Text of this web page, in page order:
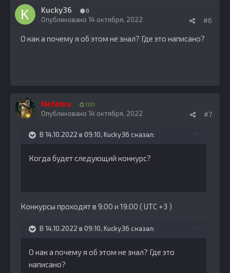
Kucky36 0
#6
Опубликовано 14 октября, 2022
О как а почему я об этом не знал? Где это написано?
Nefatos 1101
#7
Опубликовано 14 октября, 2022
В 14.10.2022 в 09:10, Kucky36 сказал:
Когда будет следующий конкурс?
Конкурсы проходят в 9:00 и 19:00 ( UTC +3 )
В 14.10.2022 в 09:10, Kucky36 сказал:
О как а почему я об этом не знал? Где это
написано?